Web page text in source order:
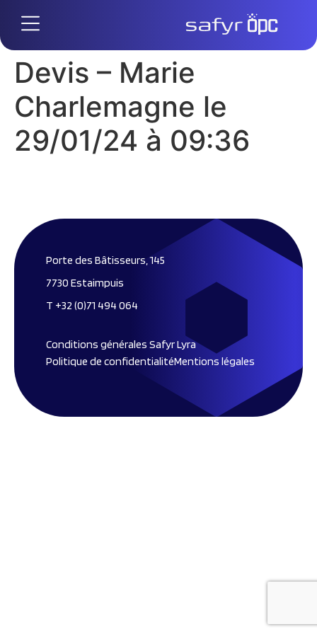
Devis – Marie
Charlemagne le
29/01/24 à 09:36
Porte des Bâtisseurs, 145
7730 Estaimpuis
T +32 (0)71 494 064
Conditions générales Safyr Lyra
Politique de confidentialitéMentions légales